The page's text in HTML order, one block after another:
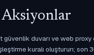
güvenlik duvarı ve web
kuralı oluşturun;